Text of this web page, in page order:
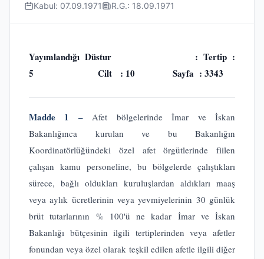
Kabul: 07.09.1971 R.G.: 18.09.1971
Yayımlandığı Düstur : Tertip :
5 Cilt : 10 Sayfa : 3343
Madde 1 –Afet bölgelerinde İmar ve İskan
Bakanlığınca kurulan ve bu Bakanlığın
Koordinatörlüğündeki özel afet örgütlerinde fiilen
çalışan kamu personeline, bu bölgelerde çalıştıkları
sürece, bağlı oldukları kuruluşlardan aldıkları maaş
veya aylık ücretlerinin veya yevmiyelerinin 30 günlük
brüt tutarlarının % 100'ü ne kadar İmar ve İskan
Bakanlığı bütçesinin ilgili tertiplerinden veya afetler
fonundan veya özel olarak teşkil edilen afetle ilgili diğer